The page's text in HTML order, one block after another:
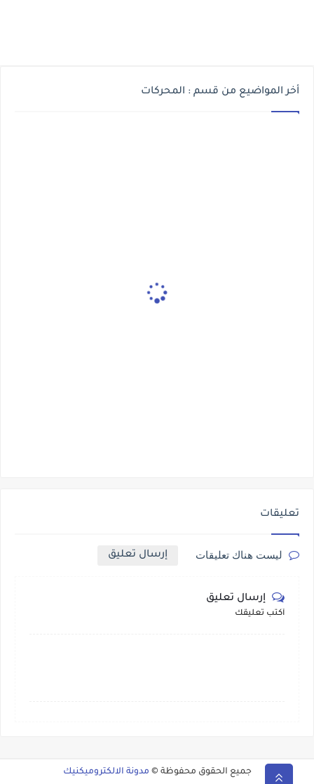
أخر المواضيع من قسم : المحركات
تعليقات
ليست هناك تعليقات إرسال تعليق
إرسال تعليق
أكتب تعليقك
جميع الحقوق محفوظة © مدونة الالكتروميكنيك